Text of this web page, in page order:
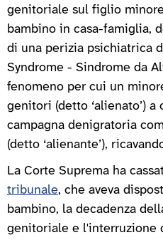
genitoriale sul figlio
bambino in casa-famiglia,
di una perizia psichiatrica
Syndrome - Sindrome da
fenomeno per cui un
genitori (detto ‘alienato’) a
campagna denigratoria
(detto ‘alienante’),
La Corte Suprema ha
tribunale, che aveva
bambino, la decadenza
genitoriale e l'interruzione